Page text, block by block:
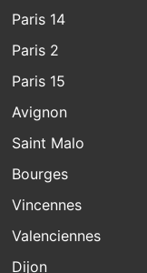
Paris 14
Paris 2
Paris 15
Avignon
Saint Malo
Bourges
Vincennes
Valenciennes
Dijon